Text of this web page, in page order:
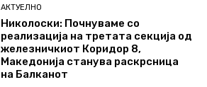
АКТУЕЛНО
Николоски: Почнуваме со
реализација на третата секција од
железничкиот Коридор 8,
Македонија станува раскрсница
на Балканот